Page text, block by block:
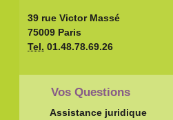
39 rue Victor Massé
75009 Paris
Tel. 01.48.78.69.26
Vos Questions
Assistance juridique